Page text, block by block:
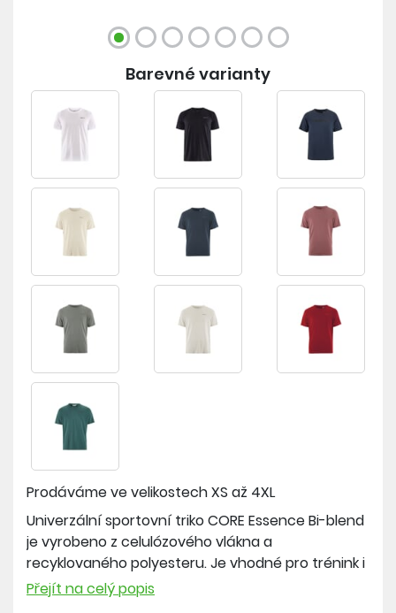
Univerzální sportovní triko CORE Essence Bi-blend
je vyrobeno z celulózového vlákna a
recyklovaného polyesteru. Je vhodné pro trénink i
volný čas.
Přejít na celý popis
Prodáváme ve velikostechXS až 4XL
Barevné varianty